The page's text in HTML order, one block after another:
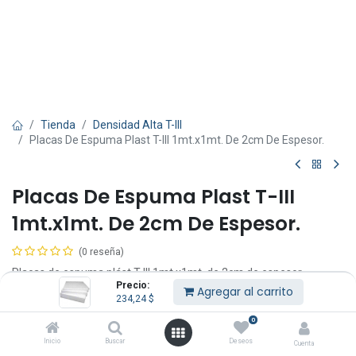
Precio:
234,24$ Agregar al carrito
Inicio Buscar
0
Deseos Cuenta
Tienda
Densidad Alta T-III
Placas De Espuma Plast T-III 1mt.x1mt. De 2cm De Espesor.
Placas De Espuma Plast T-III
1mt.x1mt. De 2cm De Espesor.
(0 reseña)
Placas de espuma plást T-III 1mt.x1mt. de 2cm de espesor.
Se corta por pedido.
El precio es por placa.
234,24 IVA Incluido